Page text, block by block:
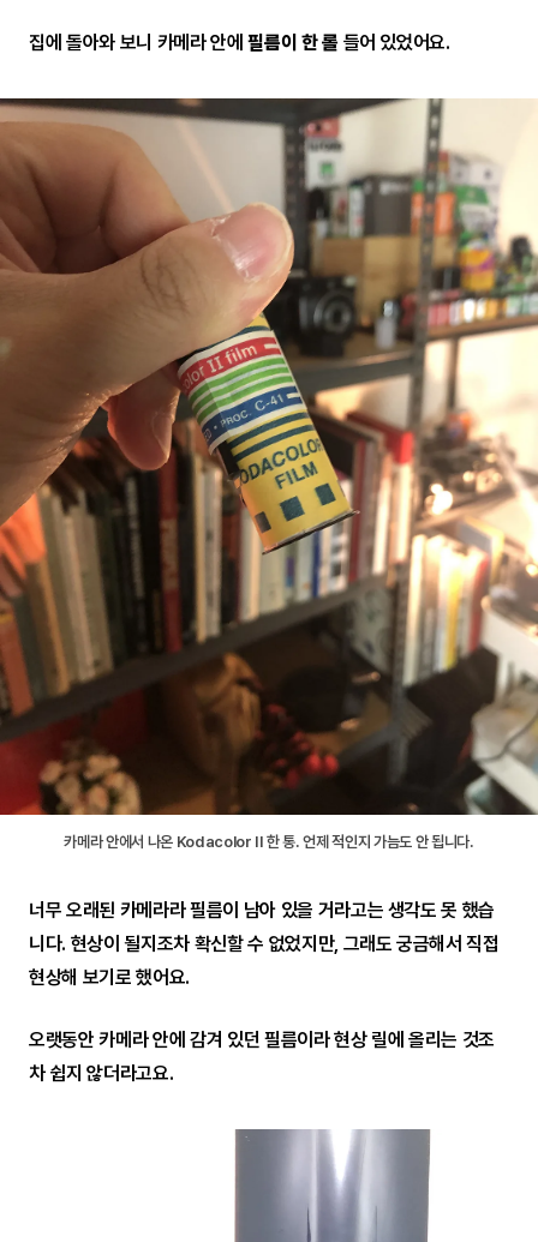
집에 돌아와 보니 카메라 안에필름이 한 롤들어 있었어요.
카메라 안에서 나온 Kodacolor II 한 통. 언제 적인지 가늠도 안 됩니다.
너무 오래된 카메라라 필름이 남아 있을 거라고는 생각도 못 했습
니다. 현상이 될지조차 확신할 수 없었지만, 그래도 궁금해서 직접
현상해 보기로 했어요.
오랫동안 카메라 안에 감겨 있던 필름이라 현상 릴에 올리는 것조
차 쉽지 않더라고요.